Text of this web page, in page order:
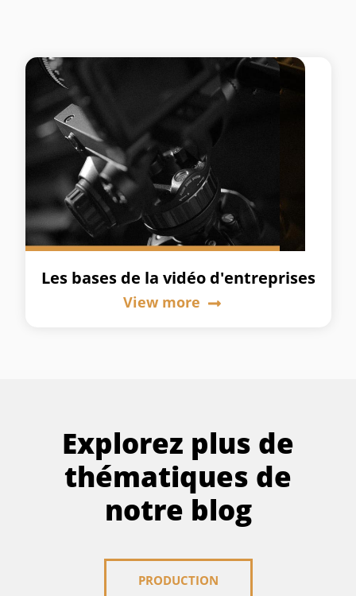
Les bases de la vidéo d'entreprises
View more
Explorez plus de
thématiques de
notre blog
PRODUCTION